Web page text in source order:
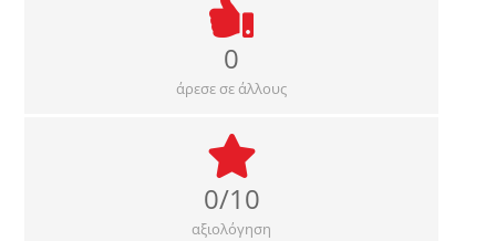
0
άρεσε σε άλλους
0/10
αξιολόγηση